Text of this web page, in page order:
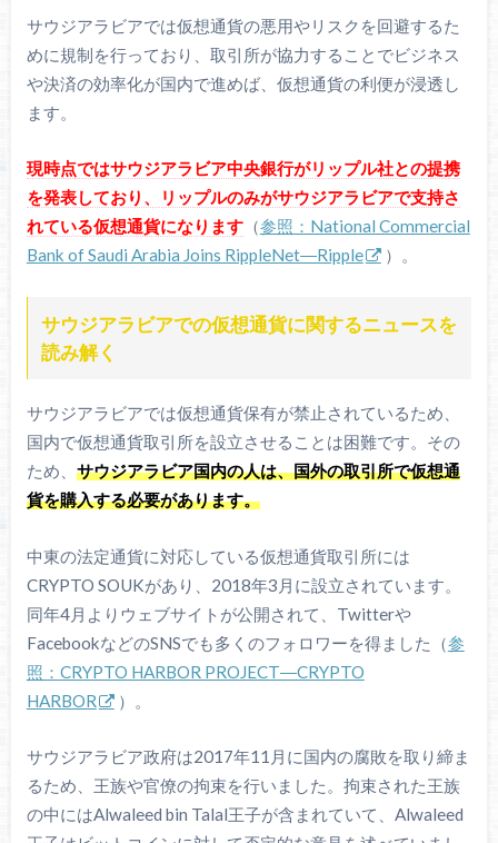
サウジアラビアでは仮想通貨の悪用やリスクを回避するた
めに規制を行っており、取引所が協力することでビジネス
や決済の効率化が国内で進めば、仮想通貨の利便が浸透し
ます。
現時点ではサウジアラビア中央銀行がリップル社との提携
を発表しており、リップルのみがサウジアラビアで支持さ
れている仮想通貨になります（参照：National Commercial
Bank of Saudi Arabia Joins RippleNet―Ripple
）。
サウジアラビアでの仮想通貨に関するニュースを
読み解く
サウジアラビアでは仮想通貨保有が禁止されているため、
国内で仮想通貨取引所を設立させることは困難です。その
ため、 サウジアラビア国内の人は、国外の取引所で仮想通
貨を購入する必要があります。
中東の法定通貨に対応している仮想通貨取引所には
CRYPTO SOUKがあり、2018年3月に設立されています。
同年4月よりウェブサイトが公開されて、Twitterや
FacebookなどのSNSでも多くのフォロワーを得ました（参
照：CRYPTO HARBOR PROJECT―CRYPTO
HARBOR
）。
サウジアラビア政府は2017年11月に国内の腐敗を取り締ま
るため、王族や官僚の拘束を行いました。拘束された王族
の中にはAlwaleed bin Talal王子が含まれていて、Alwaleed